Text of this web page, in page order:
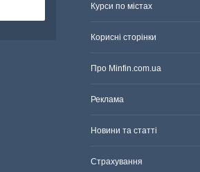
Курси по містах
Корисні сторінки
Про Minfin.com.ua
Реклама
Новини та статті
Страхування